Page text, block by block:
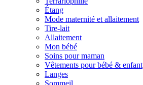
Étang
Mode maternité et allaitement
Tire-lait
Allaitement
Mon bébé
Soins pour maman
Vêtements pour bébé & enfant
Langes
Sommeil